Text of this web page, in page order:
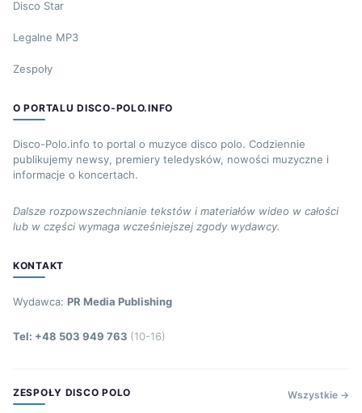
Disco Star
Legalne MP3
Zespoły
O PORTALU DISCO-POLO.INFO
Disco-Polo.info to portal o muzyce disco polo. Codziennie
publikujemy newsy, premiery teledysków, nowości muzyczne i
informacje o koncertach.
Dalsze rozpowszechnianie tekstów i materiałów wideo w całości
lub w części wymaga wcześniejszej zgody wydawcy.
KONTAKT
Wydawca: PR Media Publishing
Tel: +48 503 949 763 (10-16)
ZESPOŁY DISCO POLO Wszystkie →